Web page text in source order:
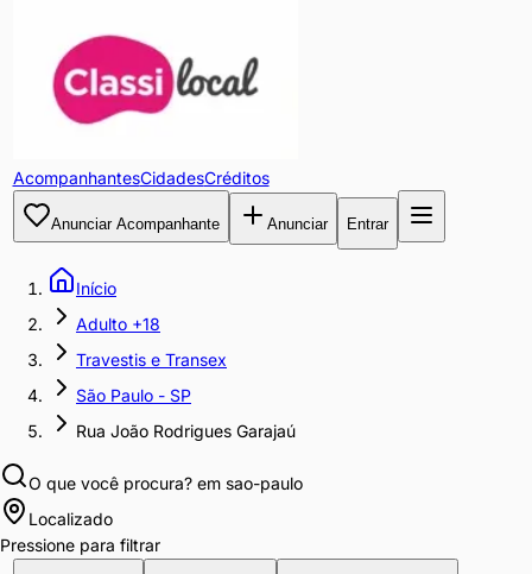
AcompanhantesCidadesCréditos
Anunciar Acompanhante Anunciar Entrar
Início
Adulto +18
Travestis e Transex
São Paulo - SP
Rua João Rodrigues Garajaú
O que você procura? em sao-paulo
Localizado
Pressione para filtrar